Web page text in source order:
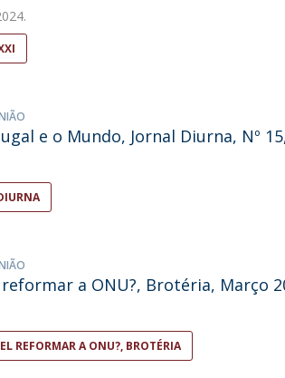
e o Mundo, Jornal Diurna, Nº
a ONU?, Brotéria, Março
REFORMAR A ONU?, BROTÉRIA